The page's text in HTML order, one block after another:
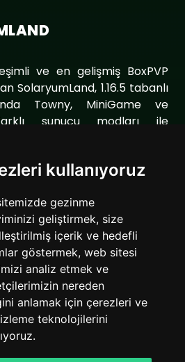
kullanıyoruz
gezinme
geliştirmek, size
içerik ve hedefli
göstermek, web sitesi
analiz etmek ve
nereden
anlamak için çerezleri ve
teknolojilerini
ve en gelişmiş BoxPVP
SolaryumLand, 1.16.5 tabanlı
Towny, MiniGame ve
sunucu modları ile
bir oyun deneyimi sunuyor.
geliştirerek oyuncularımıza
bir ortam sağlıyoruz. Aynı
daha da güçlendirmek
BAĞLANTILAR
Hizmet Şartları